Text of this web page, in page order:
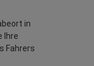
in
Ihre
Fahrers